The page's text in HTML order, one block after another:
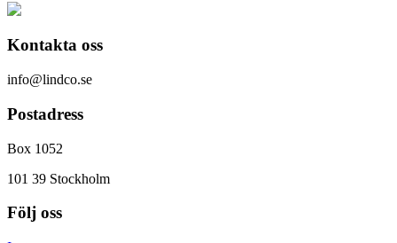
Kontakta oss
info@lindco.se
Postadress
Box 1052
101 39 Stockholm
Följ oss